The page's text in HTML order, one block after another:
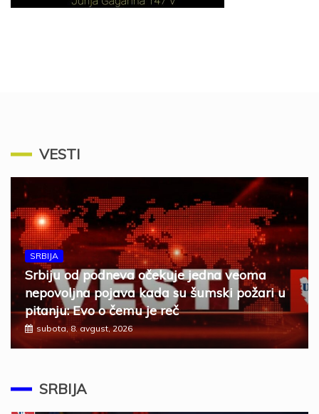
VESTI
SRBIJA
Srbiju od podneva očekuje jedna veoma
nepovoljna pojava kada su šumski požari u
pitanju: Evo o čemu je reč
subota, 8. avgust, 2026
SRBIJA